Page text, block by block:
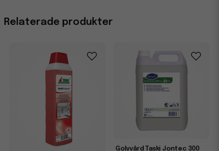
Relaterade produkter
Golvvård Taski Jontec 300